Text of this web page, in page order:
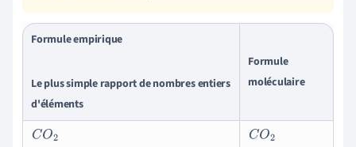
Formule empirique
Le plus simple rapport de nombres entiers
d'éléments
Formule
moléculaire
CO2 CO2